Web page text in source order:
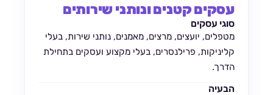
עסקים קטנים ונותני שירותים
סוגי עסקים
מטפלים, יועצים, מרצים, מאמנים, נותני שירות, בעלי
קליניקות, פרילנסרים, בעלי מקצוע ועסקים בתחילת
הדרך.
הבעיה